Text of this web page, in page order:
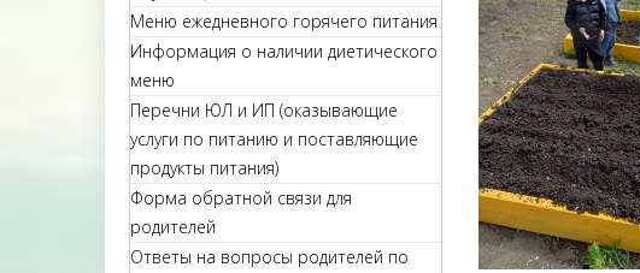
Меню ежедневного горячего питания
Информация о наличии диетического
меню
Перечни ЮЛ и ИП (оказывающие
услуги по питанию и поставляющие
продукты питания)
Форма обратной связи для
родителей
Ответы на вопросы родителей по